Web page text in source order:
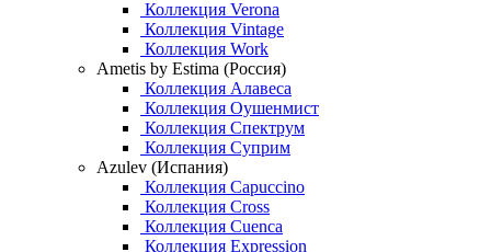
Коллекция Verona
Коллекция Vintage
Коллекция Work
Ametis by Estima (Россия)
Коллекция Алавеса
Коллекция Оушенмист
Коллекция Спектрум
Коллекция Суприм
Azulev (Испания)
Коллекция Capuccino
Коллекция Cross
Коллекция Cuenca
Коллекция Expression